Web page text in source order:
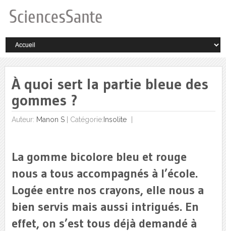
À quoi sert la partie bleue des
gommes ?
Auteur: Manon S| Catégorie: Insolite
La gomme bicolore bleu et rouge
nous a tous accompagnés à l’école.
Logée entre nos crayons, elle nous a
bien servis mais aussi intrigués. En
effet, on s’est tous déjà demandé à